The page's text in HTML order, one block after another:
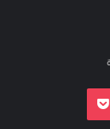
بوكيت